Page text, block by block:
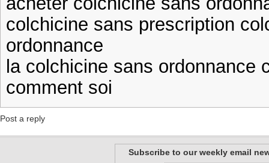
colchicine sans prescription
ordonnance
la colchicine sans ordonnance
comment soi
Post a reply
Subscribe to our weekly email